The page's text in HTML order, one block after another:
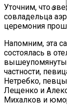
Уточним, что
совладельца
церемония
Напомним, эта
состоялась в
частности,
Нетребко,
Лещенко и
Михалков и